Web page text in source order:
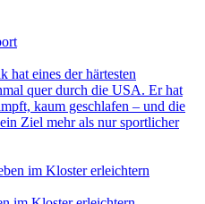
hat eines der härtesten
quer durch die USA. Er hat
kaum geschlafen – und die
Ziel mehr als nur sportlicher